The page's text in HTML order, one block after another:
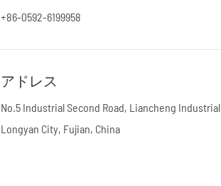
+86-0592-6199958
アドレス
No.5 Industrial Second Road, Liancheng
Longyan City, Fujian, China